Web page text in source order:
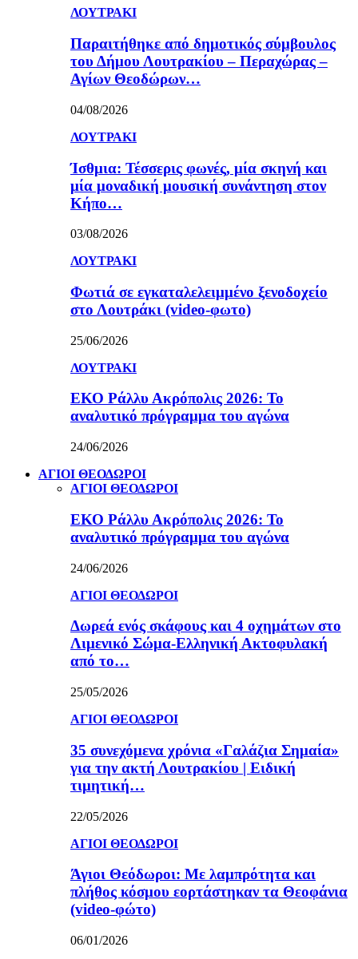
ΛΟΥΤΡΑΚΙ
Παραιτήθηκε από δημοτικός σύμβουλος
του Δήμου Λουτρακίου – Περαχώρας –
Αγίων Θεοδώρων…
04/08/2026
ΛΟΥΤΡΑΚΙ
Ίσθμια: Τέσσερις φωνές, μία σκηνή και
μία μοναδική μουσική συνάντηση στον
Κήπο…
03/08/2026
ΛΟΥΤΡΑΚΙ
Φωτιά σε εγκαταλελειμμένο ξενοδοχείο
στο Λουτράκι (video-φωτο)
25/06/2026
ΛΟΥΤΡΑΚΙ
ΕΚΟ Ράλλυ Ακρόπολις 2026: Το
αναλυτικό πρόγραμμα του αγώνα
24/06/2026
ΑΓΙΟΙ ΘΕΟΔΩΡΟΙ
ΑΓΙΟΙ ΘΕΟΔΩΡΟΙ
ΕΚΟ Ράλλυ Ακρόπολις 2026: Το
αναλυτικό πρόγραμμα του αγώνα
24/06/2026
ΑΓΙΟΙ ΘΕΟΔΩΡΟΙ
Δωρεά ενός σκάφους και 4 οχημάτων στο
Λιμενικό Σώμα-Ελληνική Ακτοφυλακή
από το…
25/05/2026
ΑΓΙΟΙ ΘΕΟΔΩΡΟΙ
35 συνεχόμενα χρόνια «Γαλάζια Σημαία»
για την ακτή Λουτρακίου | Ειδική
τιμητική…
22/05/2026
ΑΓΙΟΙ ΘΕΟΔΩΡΟΙ
Άγιοι Θεόδωροι: Με λαμπρότητα και
πλήθος κόσμου εορτάστηκαν τα Θεοφάνια
(video-φώτο)
06/01/2026